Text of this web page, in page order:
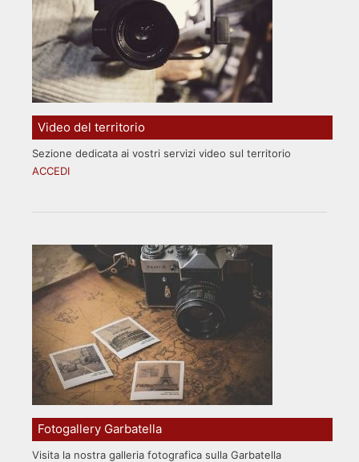
Video del territorio
Sezione dedicata ai vostri servizi video sul territorio
ACCEDI
Fotogallery Garbatella
Visita la nostra galleria fotografica sulla Garbatella